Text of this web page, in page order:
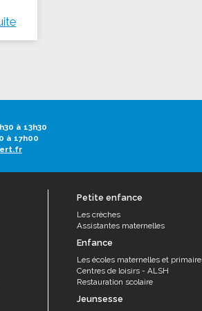
à 13h30
à 17h00
Petite enfance
Les crèches
Assistantes maternelles
Enfance
Les écoles maternelles et primaire
Centres de loisirs - ALSH
Restauration scolaire
Jeunsesse